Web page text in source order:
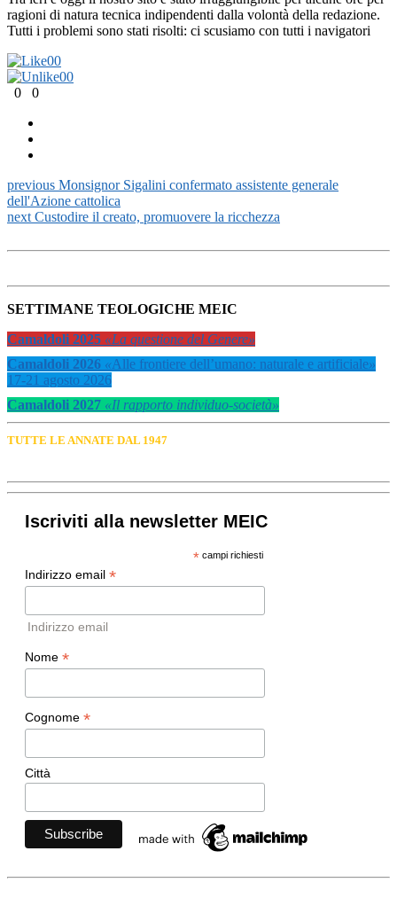
ragioni di natura tecnica indipendenti dalla volontà della redazione.
Tutti i problemi sono stati risolti: ci scusiamo con tutti i navigatori
00
00
0
0
previous Monsignor Sigalini confermato assistente generale
dell'Azione cattolica
next Custodire il creato, promuovere la ricchezza
SETTIMANE TEOLOGICHE MEIC
Camaldoli 2025 «La questione del Genere»
Camaldoli 2026 «Alle frontiere dell’umano: naturale e artificiale»
17-21 agosto 2026
Camaldoli 2027 «Il rapporto individuo-società»
TUTTE LE ANNATE DAL 1947
Iscriviti alla newsletter MEIC
*campi richiesti
Indirizzo email *
Indirizzo email
Nome *
Cognome *
Città